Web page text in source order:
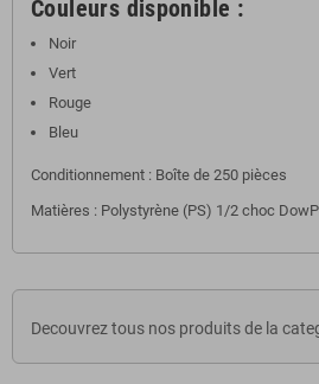
Couleurs disponible :
Noir
Vert
Rouge
Bleu
Conditionnement : Boîte de 250 pièces
Matières : Polystyrène (PS) 1/2 choc
Decouvrez tous nos produits de la